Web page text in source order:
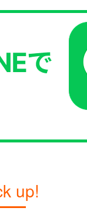
up!